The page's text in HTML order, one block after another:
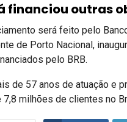
financiou outras
será feito pelo
de Porto Nacional,
pelo BRB.
de 57 anos de atuação e
7,8 milhões de clientes no